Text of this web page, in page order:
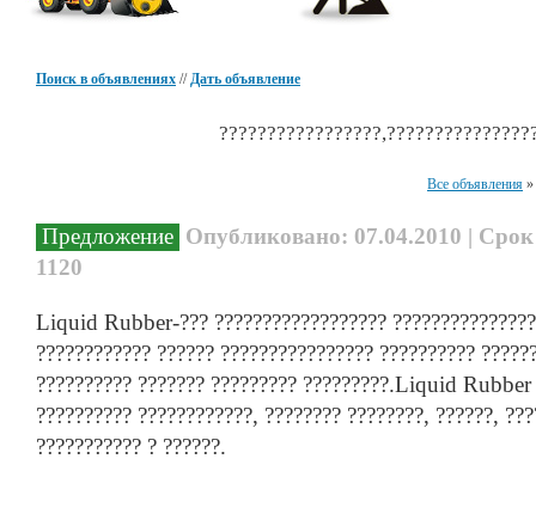
Поиск в объявлениях //Дать объявление
Все объявления »
Предложение Опубликовано: 07.04.2010 |
1120
Liquid Rubber-??? ??????????????????
???????????? ?????? ???????????????? ??????????
?????????? ??????? ????????? ?????????.Liquid Rubber
?????????? ????????????, ???????? ????????, ??????,
??????????? ? ??????.